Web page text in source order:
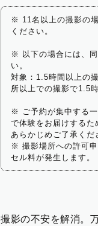
※ 11名以上の撮影の
ください。
※ 以下の場合には、
い。
対象：1.5時間以上の
所以上での撮影で1.5
※ ご予約が集中する
で体験をお届けするた
あらかじめご了承くだ
※ 撮影場所への許可
セル料が発生します。
撮影の不安を解消。